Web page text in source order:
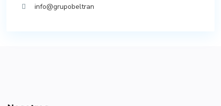
info@grupobeltran